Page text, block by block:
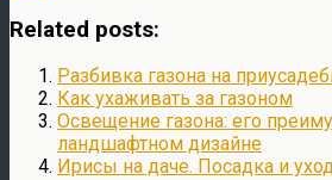
Related posts:
Разбивка газона на
Как ухаживать за газоном
Освещение газона: его
ландшафтном дизайне
Ирисы на даче. Посадка и